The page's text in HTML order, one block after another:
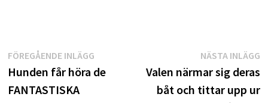
Inläggsnavigering
FÖREGÅENDE INLÄGGFöregående
inlägg:
Hunden får höra de
FANTASTISKA
NÄSTA INLÄGG
Valen närmar sig deras
båt och tittar upp ur